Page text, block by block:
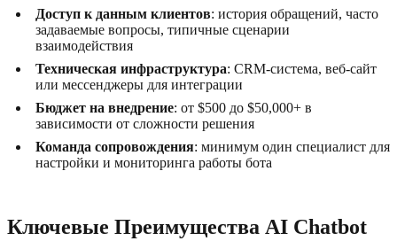
Доступ к данным клиентов: история обращений, часто
задаваемые вопросы, типичные сценарии
взаимодействия
Техническая инфраструктура: CRM-система, веб-сайт
или мессенджеры для интеграции
Бюджет на внедрение: от $500 до $50,000+ в
зависимости от сложности решения
Команда сопровождения: минимум один специалист для
настройки и мониторинга работы бота
Ключевые Преимущества AI Chatbot